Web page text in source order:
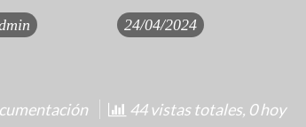
24/04/2024
44 vistas totales, 0 hoy